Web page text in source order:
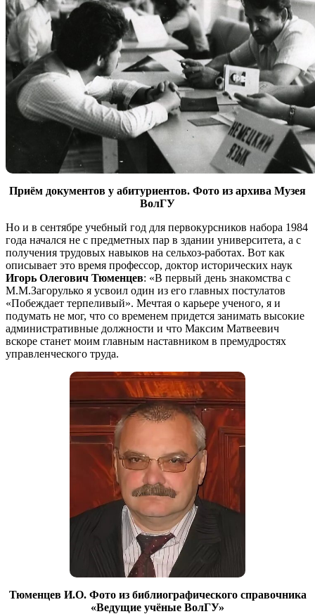
Приём документов у абитуриентов. Фото из архива Музея
ВолГУ
Но и в сентябре учебный год для первокурсников набора 1984
года начался не с предметных пар в здании университета, а с
получения трудовых навыков на сельхоз-работах. Вот как
описывает это время профессор, доктор исторических наук
Игорь Олегович Тюменцев: «В первый день знакомства с
М.М.Загорулько я усвоил один из его главных постулатов
«Побеждает терпеливый». Мечтая о карьере ученого, я и
подумать не мог, что со временем придется занимать высокие
административные должности и что Максим Матвеевич
вскоре станет моим главным наставником в премудростях
управленческого труда.
Тюменцев И.О. Фото из библиографического справочника
«Ведущие учёные ВолГУ»